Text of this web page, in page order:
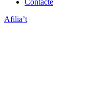
Contacte
Afilia’t